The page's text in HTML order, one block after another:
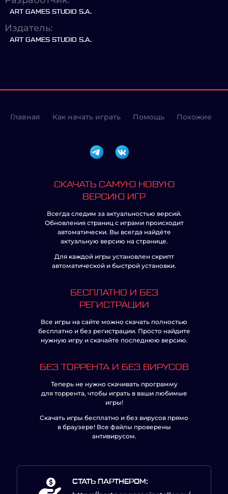
ART GAMES STUDIO S.A.
Издатель:
ART GAMES STUDIO S.A.
Главная Как начать играть Помощь Похожие
СКАЧАТЬ САМУЮ НОВУЮ
ВЕРСИЮ ИГР
Всегда следим за актуальностью версий.
Обновления страниц с играми происходит
автоматически. Вы всегда найдёте
актуальную версию на странице.
Для каждой игры установлен скрипт
автоматической и быстрой установки.
БЕСПЛАТНО И БЕЗ
РЕГИСТРАЦИИ
Все игры на сайте можно скачать полностью
бесплатно и без регистрации. Просто найдите
нужную игру и скачайте последнюю версию.
БЕЗ ТОРРЕНТА И БЕЗ ВИРУСОВ
Теперь не нужно скачивать программу
для торрента, чтобы играть в ваши любимые
игры!
Скачать игры бесплатно и без вирусов прямо
в браузере! Все файлы проверены
антивирусом.
СТАТЬ ПАРТНЕРОМ: